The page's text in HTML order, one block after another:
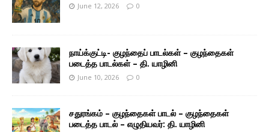
June 12, 2026 0
நாய்க்குட்டி- குழந்தைப் பாடல்கள் – குழந்தைகள்
படைத்த பாடல்கள் – தி. யாழினி
June 10, 2026 0
சதுரங்கம் – குழந்தைகள் பாடல் – குழந்தைகள்
படைத்த பாடல் – எழுதியவர்: தி. யாழினி